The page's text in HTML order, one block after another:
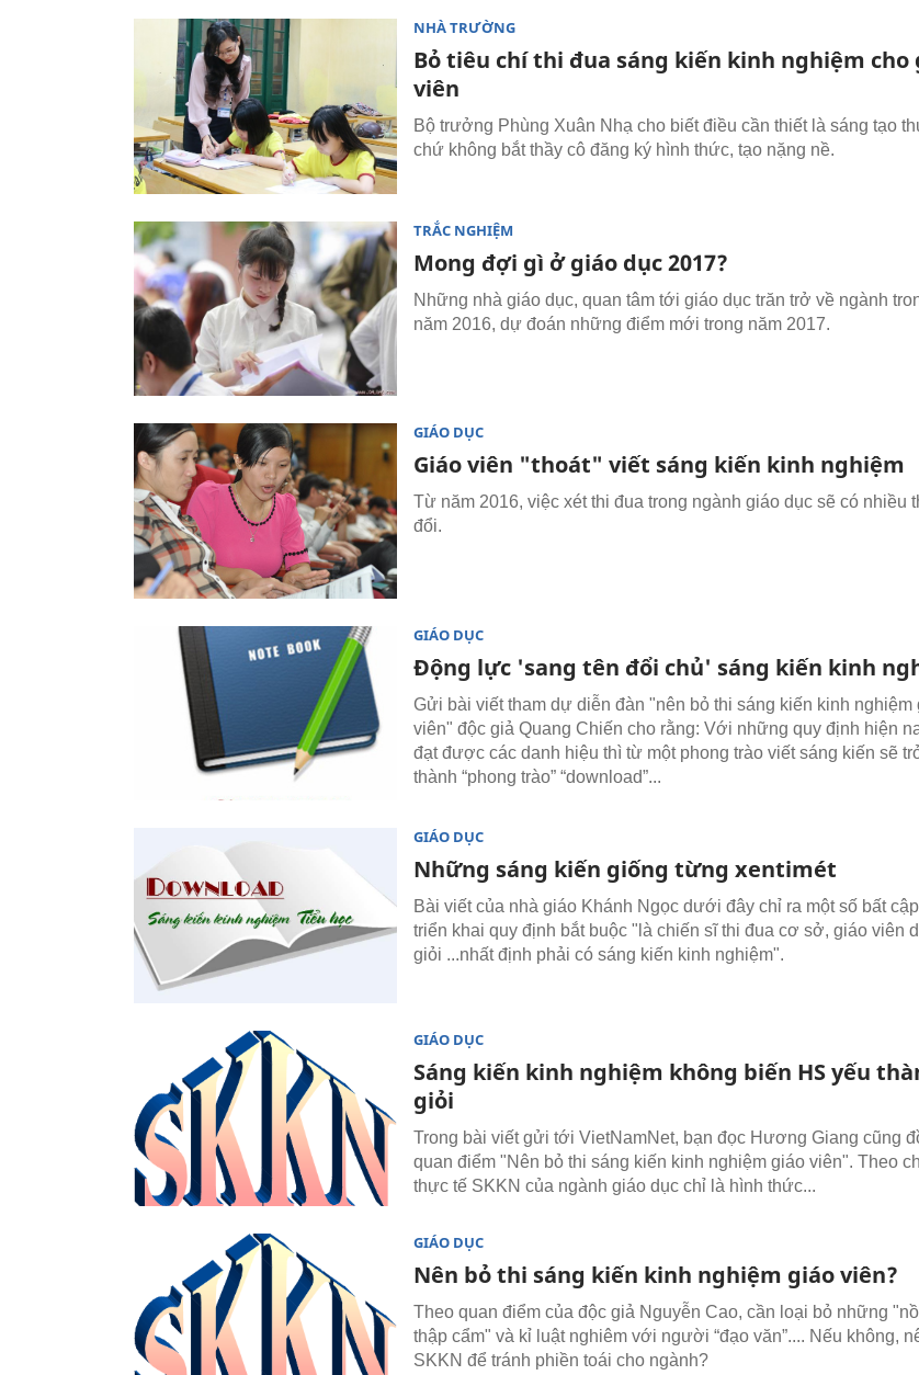
NHÀ TRƯỜNG
Bỏ tiêu chí thi đua sáng kiến kinh nghiệm cho
viên
Bộ trưởng Phùng Xuân Nhạ cho biết điều cần thiết là sáng tạo
chứ không bắt thầy cô đăng ký hình thức, tạo nặng nề.
TRẮC NGHIỆM
Mong đợi gì ở giáo dục 2017?
Những nhà giáo dục, quan tâm tới giáo dục trăn trở về ngành
năm 2016, dự đoán những điểm mới trong năm 2017.
GIÁO DỤC
Giáo viên "thoát" viết sáng kiến kinh nghiệm
Từ năm 2016, việc xét thi đua trong ngành giáo dục sẽ có nhiều
đổi.
GIÁO DỤC
Động lực 'sang tên đổi chủ' sáng kiến kinh
Gửi bài viết tham dự diễn đàn "nên bỏ thi sáng kiến kinh nghiệm
viên" độc giả Quang Chiến cho rằng: Với những quy định hiện
đạt được các danh hiệu thì từ một phong trào viết sáng kiến sẽ
thành “phong trào” “download”...
GIÁO DỤC
Những sáng kiến giống từng xentimét
Bài viết của nhà giáo Khánh Ngọc dưới đây chỉ ra một số bất
triển khai quy định bắt buộc "là chiến sĩ thi đua cơ sở, giáo viên
giỏi ...nhất định phải có sáng kiến kinh nghiệm".
GIÁO DỤC
Sáng kiến kinh nghiệm không biến HS yếu
giỏi
Trong bài viết gửi tới VietNamNet, bạn đọc Hương Giang cũng
quan điểm "Nên bỏ thi sáng kiến kinh nghiệm giáo viên". Theo
thực tế SKKN của ngành giáo dục chỉ là hình thức...
GIÁO DỤC
Nên bỏ thi sáng kiến kinh nghiệm giáo viên?
Theo quan điểm của độc giả Nguyễn Cao, cần loại bỏ những
thập cẩm" và kỉ luật nghiêm với người “đạo văn”.... Nếu không,
SKKN để tránh phiền toái cho ngành?